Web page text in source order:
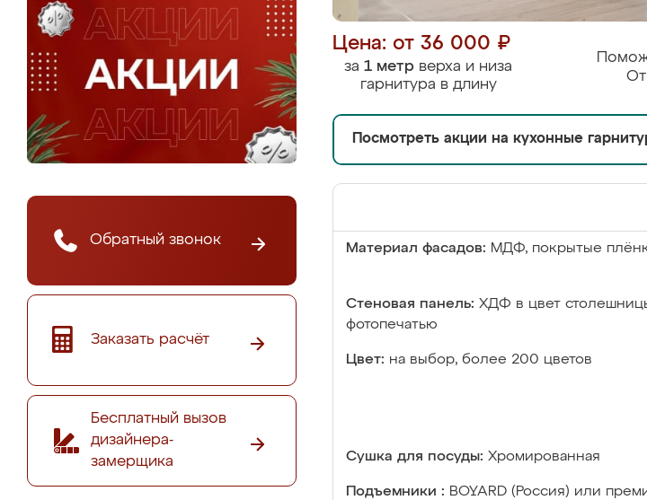
Обратный звонок
Заказать расчёт
Бесплатный вызов
дизайнера-
замерщика
Цена: от 36 000 ₽
за 1 метр верха и низа
гарнитура в длину
Посмотреть акции на кухонные
Материал фасадов: МДФ, покрытые
Стеновая панель: ХДФ в цвет
фотопечатью
Цвет: на выбор, более 200 цветов
Сушка для посуды: Хромированная
Подъемники : BOYARD (Россия) или